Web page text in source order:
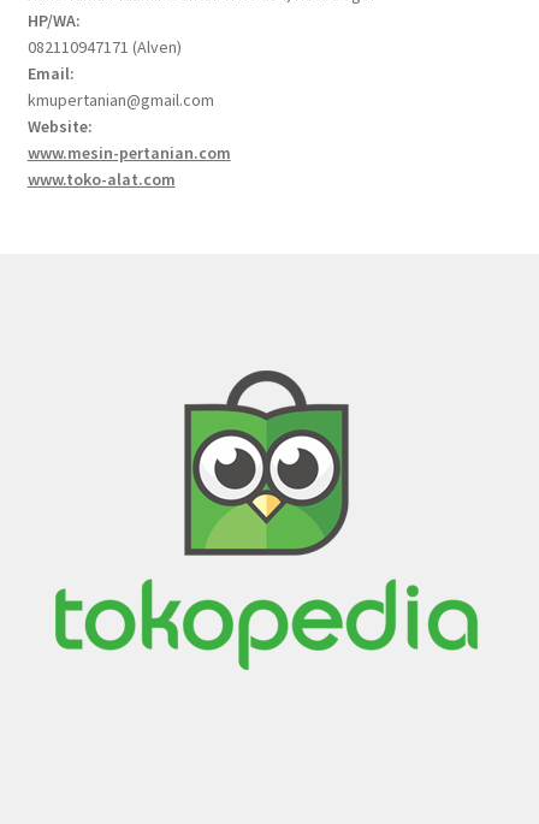
HP/WA:
082110947171 (Alven)
Email:
kmupertanian@gmail.com
Website:
www.mesin-pertanian.com
www.toko-alat.com